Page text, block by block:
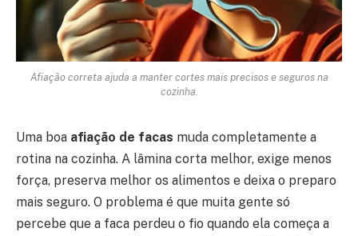
Afiação correta ajuda a manter cortes mais precisos e seguros na
cozinha.
Uma boa afiação de facas muda completamente a
rotina na cozinha. A lâmina corta melhor, exige menos
força, preserva melhor os alimentos e deixa o preparo
mais seguro. O problema é que muita gente só
percebe que a faca perdeu o fio quando ela começa a